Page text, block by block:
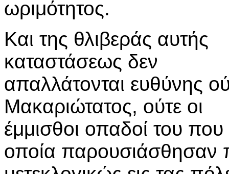
ωριμότητος.
Και της θλιβεράς αυτής
καταστάσεως δεν
απαλλάτονται ευθύνης
Μακαριώτατος, ούτε οι
έμμισθοι οπαδοί του
οποία παρουσιάσθησαν